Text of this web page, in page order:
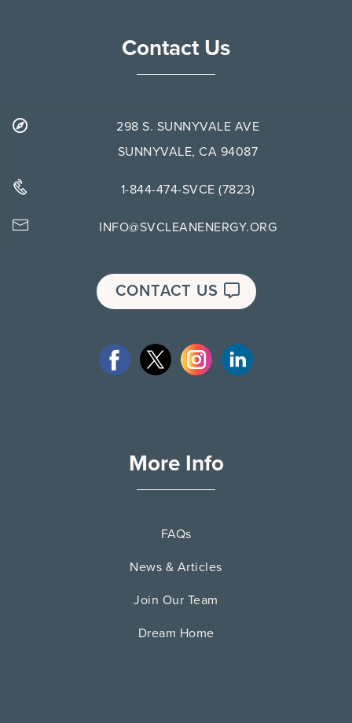
Contact Us
298 S. SUNNYVALE AVE
SUNNYVALE, CA 94087
1-844-474-SVCE (7823)
INFO@SVCLEANENERGY.ORG
CONTACT US
More Info
FAQs
News & Articles
Join Our Team
Dream Home